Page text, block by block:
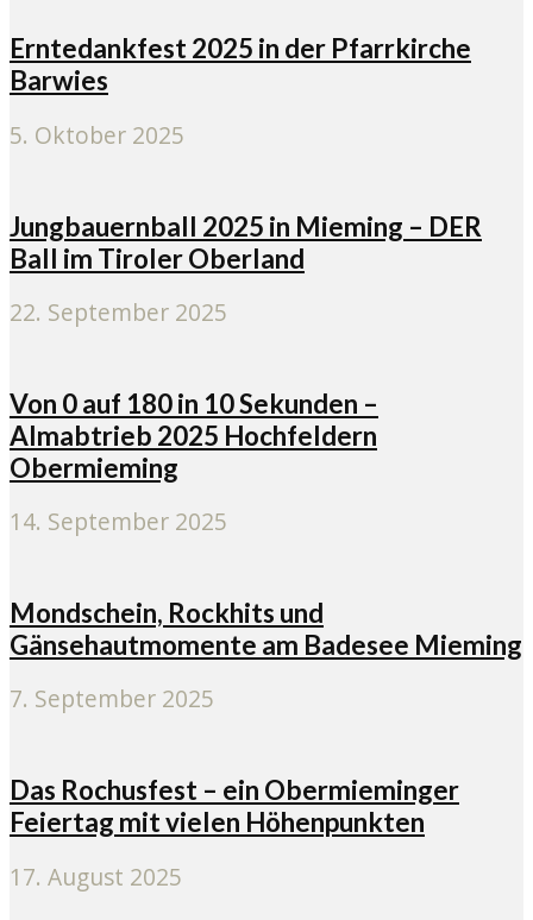
Erntedankfest 2025 in der Pfarrkirche
Barwies
5. Oktober 2025
Jungbauernball 2025 in Mieming – DER
Ball im Tiroler Oberland
22. September 2025
Von 0 auf 180 in 10 Sekunden –
Almabtrieb 2025 Hochfeldern
Obermieming
14. September 2025
Mondschein, Rockhits und
Gänsehautmomente am Badesee Mieming
7. September 2025
Das Rochusfest – ein Obermieminger
Feiertag mit vielen Höhenpunkten
17. August 2025